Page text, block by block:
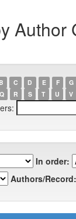
Author
B C D E F G
Q R S T U V
In order:
Authors/Record: